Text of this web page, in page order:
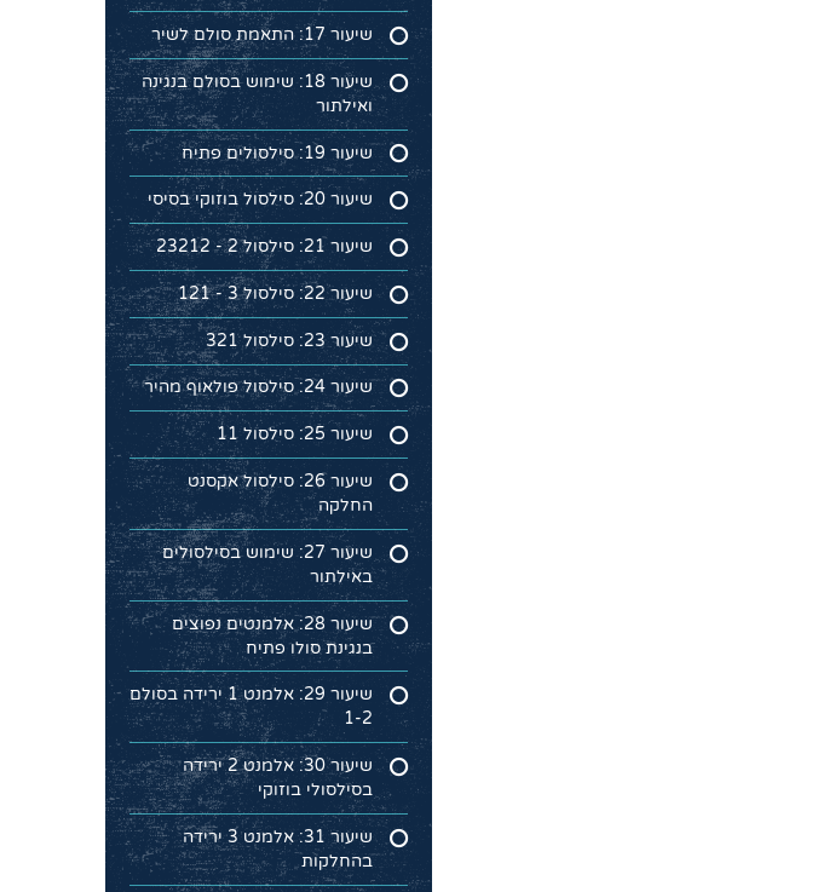
שיעור 17: התאמת סולם לשיר
שיעור 18: שימוש בסולם בנגינה
ואילתור
שיעור 19: סילסולים פתיח
שיעור 20: סילסול בוזוקי בסיסי
שיעור 21: סילסול 2 - 23212
שיעור 22: סילסול 3 - 121
שיעור 23: סילסול 321
שיעור 24: סילסול פולאוף מהיר
שיעור 25: סילסול 11
שיעור 26: סילסול אקסנט
החלקה
שיעור 27: שימוש בסילסולים
באילתור
שיעור 28: אלמנטים נפוצים
בנגינת סולו פתיח
שיעור 29: אלמנט 1 ירידה בסולם
1-2
שיעור 30: אלמנט 2 ירידה
בסילסולי בוזוקי
שיעור 31: אלמנט 3 ירידה
בהחלקות